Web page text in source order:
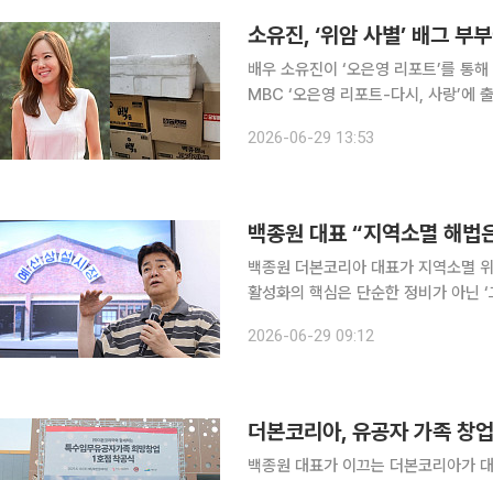
소유진, ‘위암 사별’ 배그 부
배우 소유진이 ‘오은영 리포트’를 통
MBC ‘오은영 리포트-다시, 사랑’에
영하는 더본코리아의 간편식과 식품
2026-06-29 13:53
백종원 더본코리아 대표가 지역소멸
활성화의 핵심은 단순한 정비가 아닌 ‘그
속 가능한 지역 개발 모델’을 ESG 경
2026-06-29 09:12
더본코리아, 유공자 가족 창
백종원 대표가 이끄는 더본코리아가